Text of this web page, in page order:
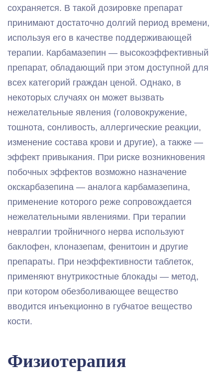
сохраняется. В такой дозировке препарат
принимают достаточно долгий период времени,
используя его в качестве поддерживающей
терапии. Карбамазепин — высокоэффективный
препарат, обладающий при этом доступной для
всех категорий граждан ценой. Однако, в
некоторых случаях он может вызвать
нежелательные явления (головокружение,
тошнота, сонливость, аллергические реакции,
изменение состава крови и другие), а также —
эффект привыкания. При риске возникновения
побочных эффектов возможно назначение
окскарбазепина — аналога карбамазепина,
применение которого реже сопровождается
нежелательными явлениями. При терапии
невралгии тройничного нерва используют
баклофен, клоназепам, фенитоин и другие
препараты. При неэффективности таблеток,
применяют внутрикостные блокады — метод,
при котором обезболивающее вещество
вводится инъекционно в губчатое вещество
кости.
Физиотерапия